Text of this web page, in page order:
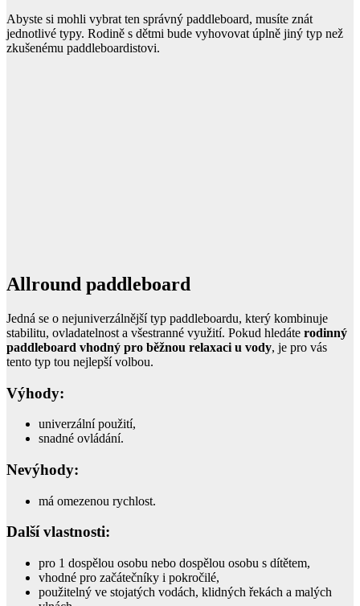
Abyste si mohli vybrat ten správný paddleboard, musíte znát
jednotlivé typy. Rodině s dětmi bude vyhovovat úplně jiný typ než
zkušenému paddleboardistovi.
Allround paddleboard
Jedná se o nejuniverzálnější typ paddleboardu, který kombinuje
stabilitu, ovladatelnost a všestranné využití. Pokud hledáte rodinný
paddleboard vhodný pro běžnou relaxaci u vody, je pro vás
tento typ tou nejlepší volbou.
Výhody:
univerzální použití,
snadné ovládání.
Nevýhody:
má omezenou rychlost.
Další vlastnosti:
pro 1 dospělou osobu nebo dospělou osobu s dítětem,
vhodné pro začátečníky i pokročilé,
použitelný ve stojatých vodách, klidných řekách a malých